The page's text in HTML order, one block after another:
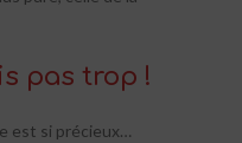
pas trop !
est si précieux…